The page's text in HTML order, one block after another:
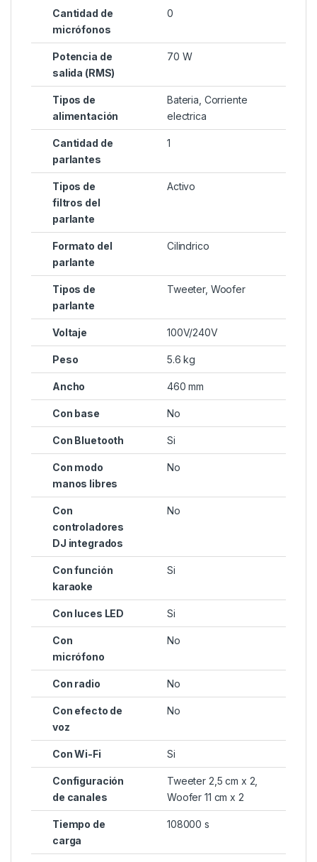
Cantidad de
micrófonos
0
Potencia de
salida (RMS)
70 W
Tipos de
alimentación
Bateria, Corriente
electrica
Cantidad de
parlantes
1
Tipos de
filtros del
parlante
Activo
Formato del
parlante
Cilindrico
Tipos de
parlante
Tweeter, Woofer
Voltaje 100V/240V
Peso 5.6 kg
Ancho 460 mm
Con base No
Con Bluetooth Si
Con modo
manos libres
No
Con
controladores
DJ integrados
No
Con función
karaoke
Si
Con luces LED Si
Con
micrófono
No
Con radio No
Con efecto de
voz
No
Con Wi-Fi Si
Configuración
de canales
Tweeter 2,5 cm x 2,
Woofer 11 cm x 2
Tiempo de
carga
108000 s